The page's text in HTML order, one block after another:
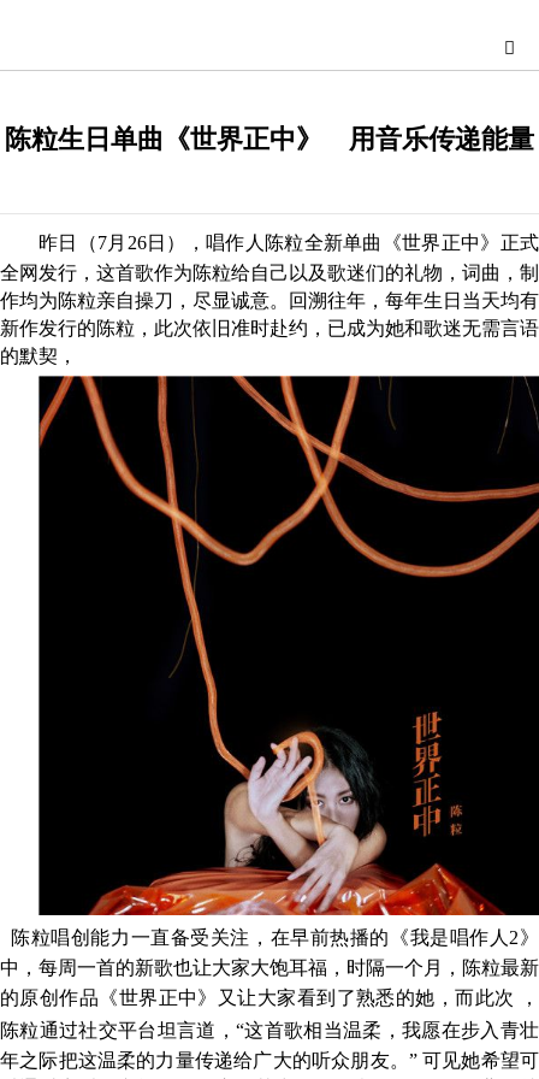
陈粒生日单曲《世界正中》 用音乐传递能量
昨日（7月26日） ， 唱作人陈粒全新单曲《世界正中》 正式
全网发行 ， 这首歌作为陈粒给自己以及歌迷们的礼物，词曲，制
作均为陈粒亲自操刀，尽显诚意。回溯往年，每年生日当天均有
新作发行的陈粒，此次依旧准时赴约， 已成为她和歌迷无需言语
的默契，
陈粒唱创能力一直备受关注 ， 在早前热播的《我是唱作人 2》
中，每周一首的新歌也让大家大饱耳福， 时隔一个月 ，陈粒最新
的原创作品 《世界正中》又让大家看到了熟悉的她，而此次
，
陈粒通过社交平台坦言道 ，“这首歌相当温柔，我愿在步入青壮
年之际把这温柔的力量传递给广大的听众朋友。 ”可见她希望可